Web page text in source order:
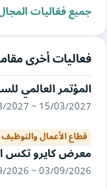
جميع فعّاليات
فعاليات أخرى
المؤتمر العالمي
15/03/2027 ~ 17/03/2027
قطاع الأعمال والتوظيف
معرض كايرو تكس
03/09/2026 ~ 05/09/2026